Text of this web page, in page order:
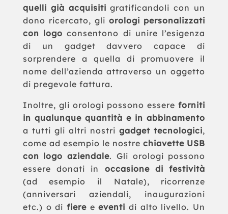
quelli già acquisiti gratificandoli con un
dono ricercato, gliorologi personalizzati
con logo consentono di unire l’esigenza
di un gadget davvero capace di
sorprendere a quella di promuovere il
nome dell’azienda attraverso un oggetto
di pregevole fattura.
Inoltre, gli orologi possono essereforniti
in qualunque quantità e in abbinamento
a tutti gli altri nostrigadget tecnologici,
come ad esempio le nostrechiavette USB
con logo aziendale. Gli orologi possono
essere donati in occasione di festività
(ad esempio il Natale), ricorrenze
(anniversari aziendali, inaugurazioni
etc.) o di fiereeeventi di alto livello. Un